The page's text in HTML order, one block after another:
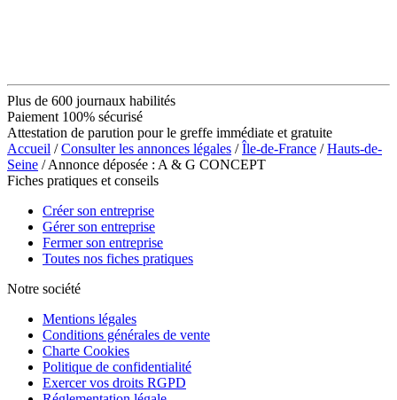
Plus de 600 journaux habilités
Paiement 100% sécurisé
Attestation de parution pour le greffe immédiate et gratuite
Accueil /Consulter les annonces légales /Île-de-France /Hauts-de-
Seine / Annonce déposée : A & G CONCEPT
Fiches pratiques et conseils
Créer son entreprise
Gérer son entreprise
Fermer son entreprise
Toutes nos fiches pratiques
Notre société
Mentions légales
Conditions générales de vente
Charte Cookies
Politique de confidentialité
Exercer vos droits RGPD